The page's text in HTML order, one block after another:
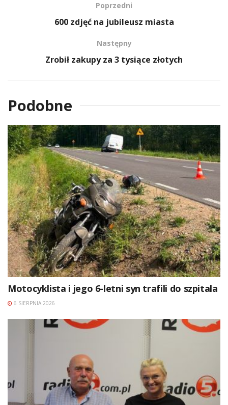
Poprzedni
600 zdjęć na jubileusz miasta
Następny
Zrobił zakupy za 3 tysiące złotych
Podobne
Motocyklista i jego 6-letni syn trafili do szpitala
6 SIERPNIA 2026